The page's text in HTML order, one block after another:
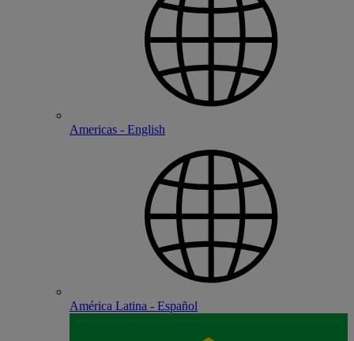
Americas - English
América Latina - Español